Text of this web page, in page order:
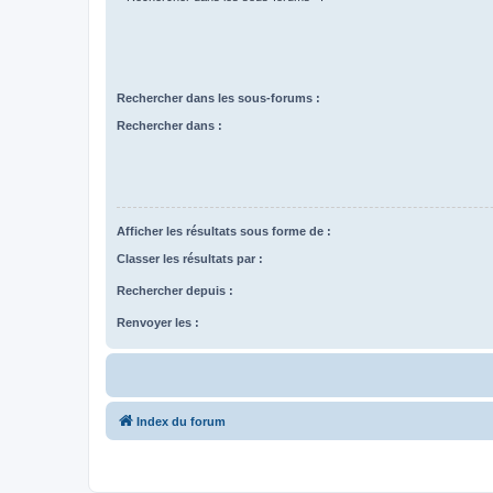
Rechercher dans les sous-forums :
Rechercher dans :
Afficher les résultats sous forme de :
Classer les résultats par :
Rechercher depuis :
Renvoyer les :
Index du forum